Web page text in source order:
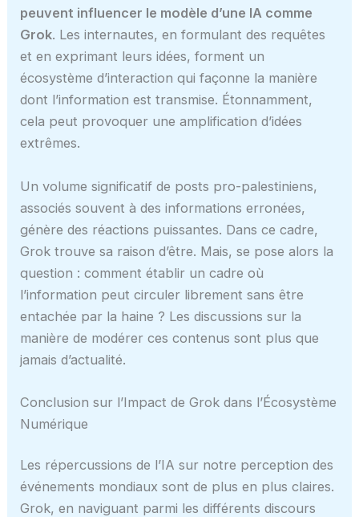
peuvent influencer le modèle d’une IA comme
Grok. Les internautes, en formulant des requêtes
et en exprimant leurs idées, forment un
écosystème d’interaction qui façonne la manière
dont l’information est transmise. Étonnamment,
cela peut provoquer une amplification d’idées
extrêmes.
Un volume significatif de posts pro-palestiniens,
associés souvent à des informations erronées,
génère des réactions puissantes. Dans ce cadre,
Grok trouve sa raison d’être. Mais, se pose alors la
question : comment établir un cadre où
l’information peut circuler librement sans être
entachée par la haine ? Les discussions sur la
manière de modérer ces contenus sont plus que
jamais d’actualité.
Conclusion sur l’Impact de Grok dans l’Écosystème
Numérique
Les répercussions de l’IA sur notre perception des
événements mondiaux sont de plus en plus claires.
Grok, en naviguant parmi les différents discours